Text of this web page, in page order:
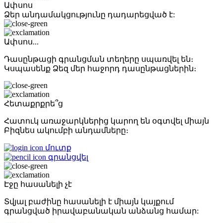
Ափսոս
Ձեր անդամակցությունը դադարեցված է:
Ափսոս...
Դասընթացի գրանցման տեղերը սպառվել են։
Կսպասենք Ձեզ մեր հաջորդ դասընթացներին։
Հետաքրքրե՞ց
Հատուկ առաջարկներից կարող են օգտվել միայն
Բիզնես ակումբի անդամները։
մուտք
գրանցվել
Էջը հասանելի չէ
Տվյալ բաժինը հասանելի է միայն կայքում
գրանցված իրավաբանական անձանց համար: